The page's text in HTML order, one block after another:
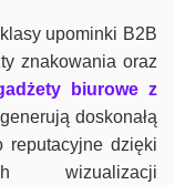
upominki B2B
znakowania oraz
biurowe z
doskonałą
dzięki
wizualizacji